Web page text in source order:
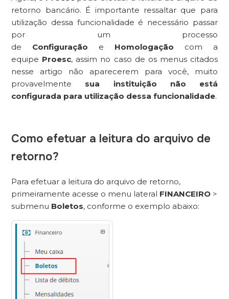
retorno bancário. É importante ressaltar que para
utilização dessa funcionalidade é necessário passar
por um processo
de Configuração e Homologação com a
equipe Proesc, assim no caso de os menus citados
nesse artigo não aparecerem para você, muito
provavelmente sua instituição não está
configurada para utilização dessa funcionalidade.
Como efetuar a leitura do arquivo de
retorno?
Para efetuar a leitura do arquivo de retorno,
primeiramente acesse o menu lateral FINANCEIRO >
submenu Boletos, conforme o exemplo abaixo: